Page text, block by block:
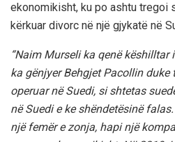
ekonomikisht, ku po ashtu tregoi
kërkuar divorc në një gjykatë në
“Naim Murseli ka qenë
ka gënjyer Behgjet Pacollin duke
operuar në Suedi, si shtetas
në Suedi e ke shëndetësinë
një femër e zonja, hapi një